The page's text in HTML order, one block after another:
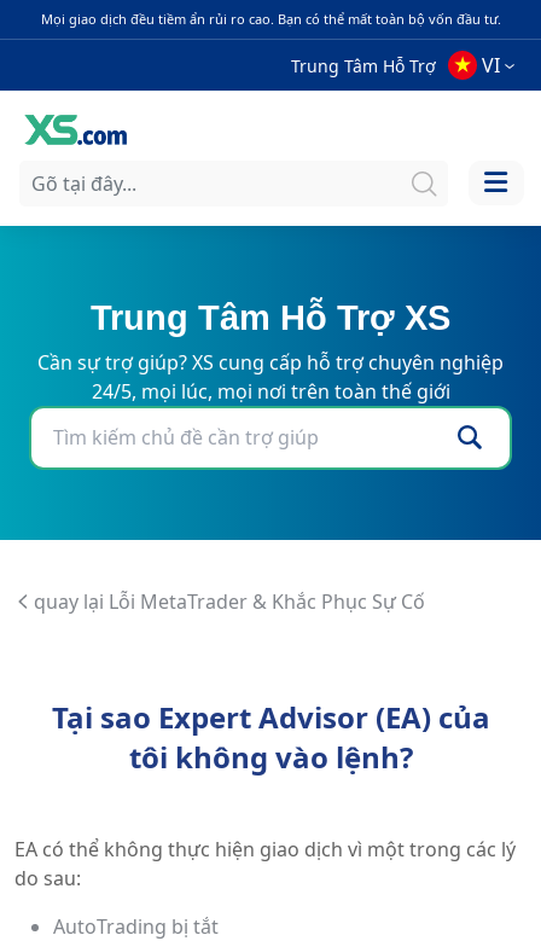
Mọi giao dịch đều tiềm ẩn rủi ro cao. Bạn có thể mất toàn bộ vốn đầu tư.
Trung Tâm Hỗ Trợ VI
Trung Tâm Hỗ Trợ XS
Cần sự trợ giúp? XS cung cấp hỗ trợ chuyên nghiệp
24/5, mọi lúc, mọi nơi trên toàn thế giới
quay lại Lỗi MetaTrader & Khắc Phục Sự Cố
Tại sao Expert Advisor (EA) của
tôi không vào lệnh?
EA có thể không thực hiện giao dịch vì một trong các lý
do sau:
AutoTrading bị tắt